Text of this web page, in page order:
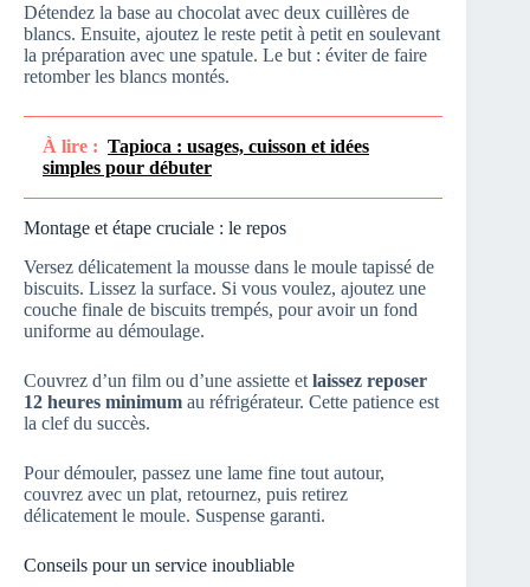
Détendez la base au chocolat avec deux cuillères de
blancs. Ensuite, ajoutez le reste petit à petit en soulevant
la préparation avec une spatule. Le but : éviter de faire
retomber les blancs montés.
À lire : Tapioca : usages, cuisson et idées
simples pour débuter
Montage et étape cruciale : le repos
Versez délicatement la mousse dans le moule tapissé de
biscuits. Lissez la surface. Si vous voulez, ajoutez une
couche finale de biscuits trempés, pour avoir un fond
uniforme au démoulage.
Couvrez d’un film ou d’une assiette et laissez reposer
12 heures minimum au réfrigérateur. Cette patience est
la clef du succès.
Pour démouler, passez une lame fine tout autour,
couvrez avec un plat, retournez, puis retirez
délicatement le moule. Suspense garanti.
Conseils pour un service inoubliable